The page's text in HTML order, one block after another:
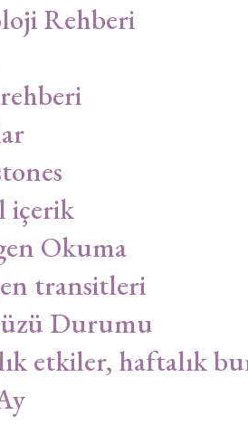
Rehberi
içerik
Okuma
transitleri
Durumu
etkiler, haftalık